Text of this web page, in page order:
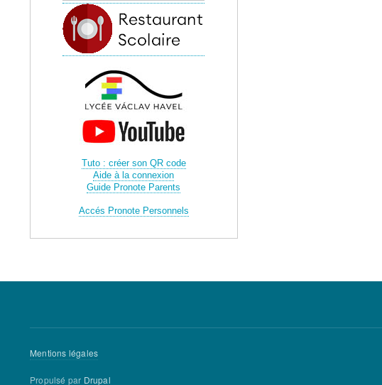
Tuto : créer son QR code
Aide à la connexion
Guide Pronote Parents
Accés Pronote Personnels
Menu
Mentions légales
Propulsé par Drupal